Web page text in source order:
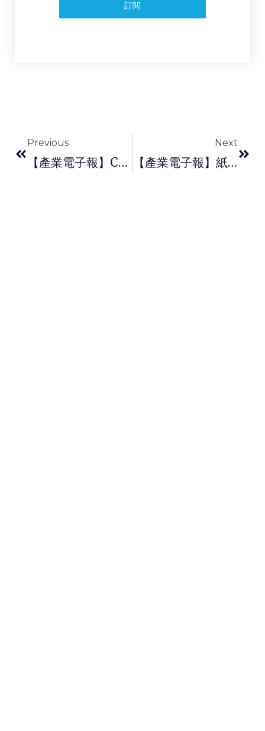
訂閱
Previous
【產業電子報】COMPUTEX 2025全解讀：AI 是新電力，你的企業上線了嗎？
Next
【產業電子報】紙業機密大洩，產業信任風暴來襲！